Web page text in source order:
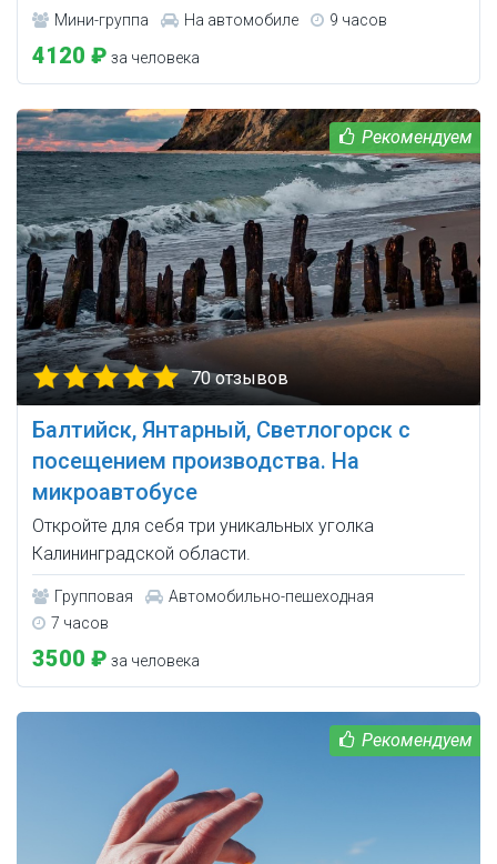
Мини-группа На автомобиле 9 часов
4120 ₽ за человека
70 отзывов
Балтийск, Янтарный, Светлогорск с
посещением производства. На
микроавтобусе
Откройте для себя три уникальных уголка
Калининградской области.
Групповая
Автомобильно-пешеходная
7 часов
3500 ₽ за человека